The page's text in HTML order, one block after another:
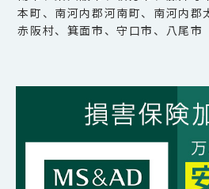
本町、南河内郡河南町、南河内郡
赤阪村、箕面市、守口市、八尾市